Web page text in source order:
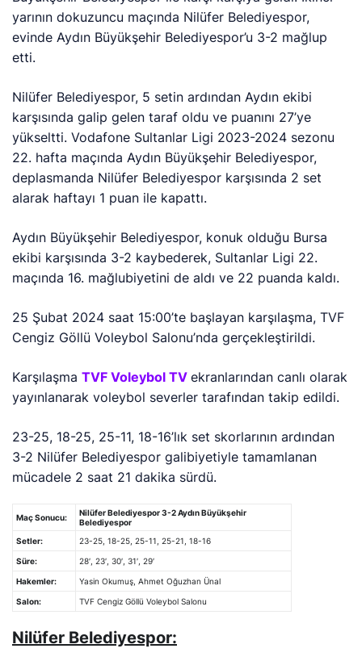
yarının dokuzuncu maçında Nilüfer Belediyespor,
evinde Aydın Büyükşehir Belediyespor’u 3-2 mağlup
etti.
Nilüfer Belediyespor, 5 setin ardından Aydın ekibi
karşısında galip gelen taraf oldu ve puanını 27’ye
yükseltti. Vodafone Sultanlar Ligi 2023-2024 sezonu
22. hafta maçında Aydın Büyükşehir Belediyespor,
deplasmanda Nilüfer Belediyespor karşısında 2 set
alarak haftayı 1 puan ile kapattı.
Aydın Büyükşehir Belediyespor, konuk olduğu Bursa
ekibi karşısında 3-2 kaybederek, Sultanlar Ligi 22.
maçında 16. mağlubiyetini de aldı ve 22 puanda kaldı.
25 Şubat 2024 saat 15:00’te başlayan karşılaşma, TVF
Cengiz Göllü Voleybol Salonu’nda gerçekleştirildi.
KarşılaşmaTVF Voleybol TVekranlarından canlı olarak
yayınlanarak voleybol severler tarafından takip edildi.
23-25, 18-25, 25-11, 18-16’lık set skorlarının ardından
3-2 Nilüfer Belediyespor galibiyetiyle tamamlanan
mücadele 2 saat 21 dakika sürdü.
Maç Sonucu:
Nilüfer Belediyespor 3-2 Aydın Büyükşehir
Belediyespor
Setler:
23-25, 18-25, 25-11, 25-21, 18-16
Süre: 28′, 23′, 30′, 31′, 29′
Hakemler: Yasin Okumuş, Ahmet Oğuzhan Ünal
Salon: TVF Cengiz Göllü Voleybol Salonu
Nilüfer Belediyespor: